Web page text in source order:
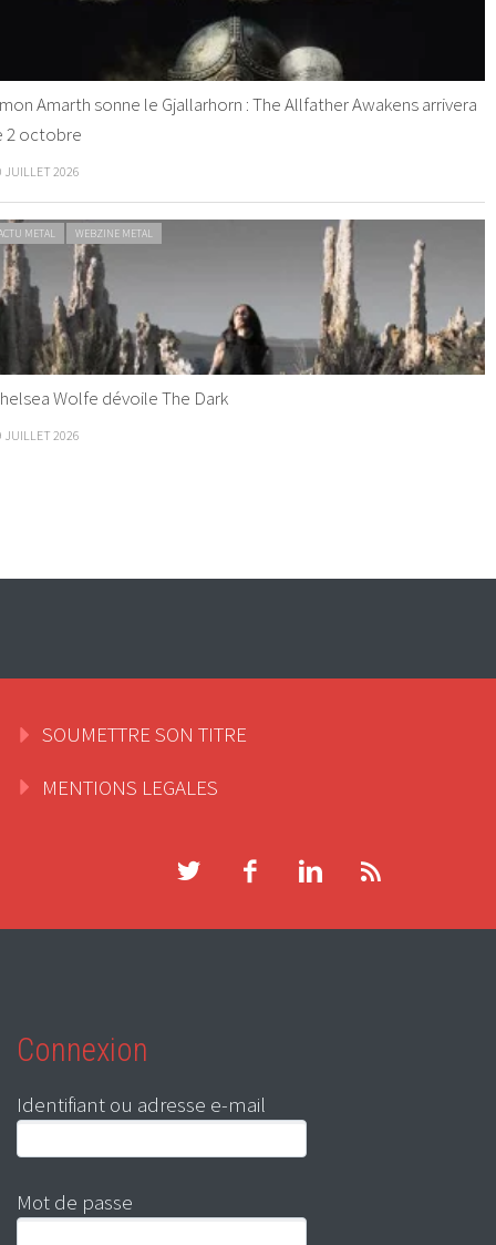
Amarth sonne le Gjallarhorn : The Allfather Awakens arrivera
2 octobre
JUILLET 2026
METAL WEBZINE METAL
Wolfe dévoile The Dark
JUILLET 2026
SOUMETTRE SON TITRE
MENTIONS LEGALES
Connexion
Identifiant ou adresse e-mail
Mot de passe